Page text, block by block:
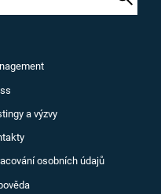
a výzvy
osobních údajů